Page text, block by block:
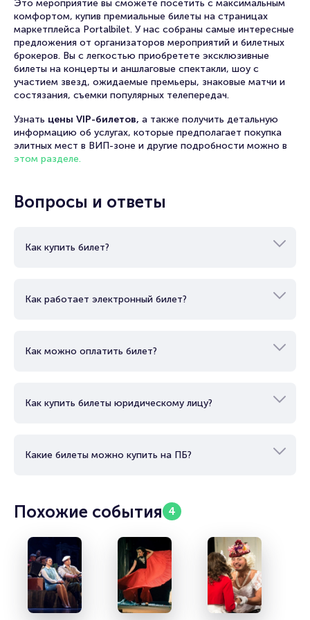
Это мероприятие вы сможете посетить с максимальным
комфортом, купив премиальные билеты на страницах
маркетплейса Portalbilet. У нас собраны самые интересные
предложения от организаторов мероприятий и билетных
брокеров. Вы с легкостью приобретете эксклюзивные
билеты на концерты и аншлаговые спектакли, шоу с
участием звезд, ожидаемые премьеры, знаковые матчи и
состязания, съемки популярных телепередач.
Узнать цены VIP-билетов, а также получить детальную
информацию об услугах, которые предполагает покупка
элитных мест в ВИП-зоне и другие подробности можно в
этом разделе.
Вопросы и ответы
Как купить билет?
Как работает электронный билет?
Как можно оплатить билет?
Как купить билеты юридическому лицу?
Какие билеты можно купить на ПБ?
Похожие события 4